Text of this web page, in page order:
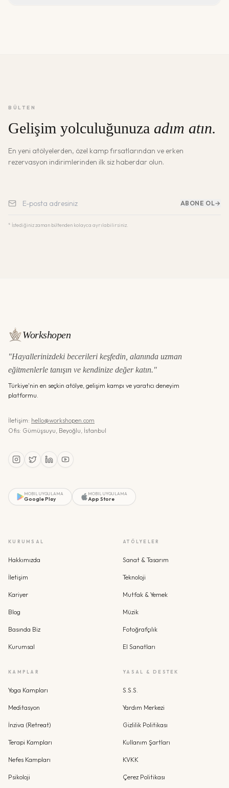
BÜLTEN
Gelişim yolculuğunuza adım atın.
En yeni atölyelerden, özel kamp fırsatlarından ve erken
rezervasyon indirimlerinden ilk siz haberdar olun.
ABONE OL→
* İstediğiniz zaman bültenden kolayca ayrılabilirsiniz.
Workshopen
"Hayallerinizdeki becerileri keşfedin, alanında uzman
eğitmenlerle tanışın ve kendinize değer katın."
Türkiye'nin en seçkin atölye, gelişim kampı ve yaratıcı deneyim
platformu.
İletişim: hello@workshopen.com
Ofis: Gümüşsuyu, Beyoğlu, İstanbul
MOBIL UYGULAMA
Google Play
MOBIL UYGULAMA
App Store
KURUMSAL
Hakkımızda
İletişim
Kariyer
Blog
Basında Biz
Kurumsal
ATÖLYELER
Sanat & Tasarım
Teknoloji
Mutfak & Yemek
Müzik
Fotoğrafçılık
El Sanatları
KAMPLAR
Yoga Kampları
Meditasyon
İnziva (Retreat)
Terapi Kampları
Nefes Kampları
Psikoloji
YASAL & DESTEK
S.S.S.
Yardım Merkezi
Gizlilik Politikası
Kullanım Şartları
KVKK
Çerez Politikası